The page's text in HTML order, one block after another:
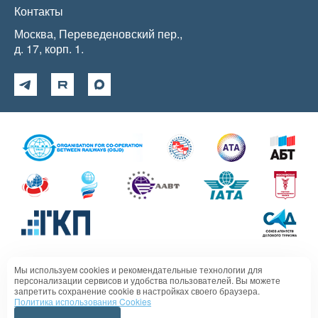
Контакты
Москва, Переведеновский пер.,
д. 17, корп. 1.
Политика в отношении обработки персональных данных
Мы используем cookies и рекомендательные технологии для
персонализации сервисов и удобства пользователей. Вы можете
запретить сохранение cookie в настройках своего браузера.
Политика использования Cookies